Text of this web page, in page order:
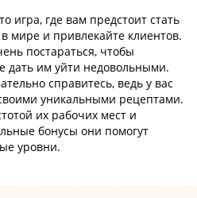
игра, где вам предстоит стать
мире и привлекайте клиентов.
постараться, чтобы
дать им уйти недовольными.
справитесь, ведь у вас
уникальными рецептами.
их рабочих мест и
бонусы они помогут
уровни.